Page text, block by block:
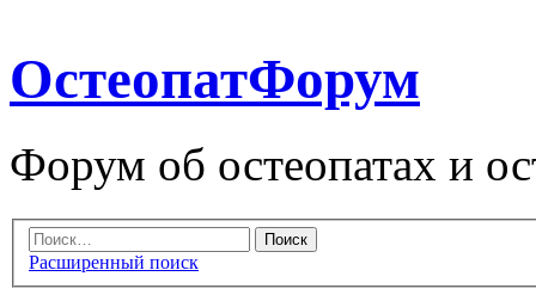
ОстеопатФорум
Форум об остеопатах и
Расширенный поиск